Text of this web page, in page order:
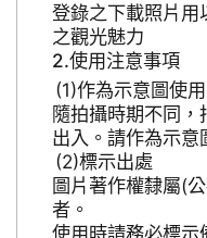
登錄之下載照片用
之觀光魅力
使用注意事項
作為示意圖使用
隨拍攝時期不同
出入。請作為示意
標示出處
圖片著作權隸屬(
者。
使用時請務必標示